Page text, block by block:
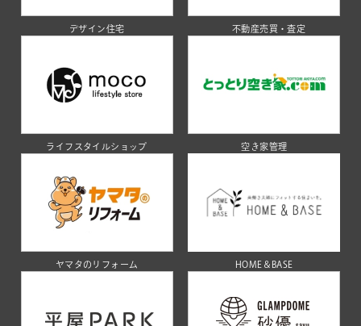
デザイン住宅 不動産売買・査定
ライフスタイルショップ 空き家管理
ヤマタのリフォーム HOME＆BASE